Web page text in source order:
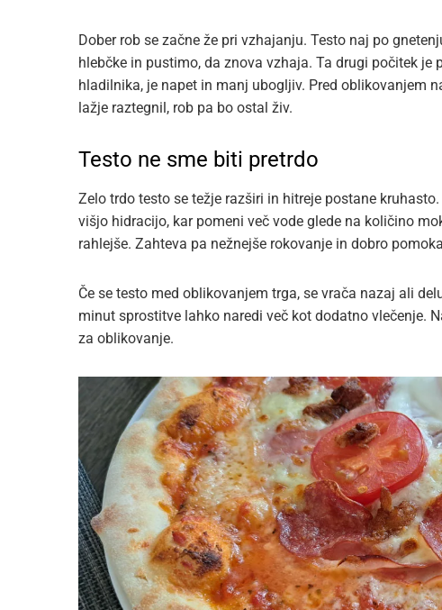
Dober rob se začne že pri vzhajanju. Testo naj po
hlebčke in pustimo, da znova vzhaja. Ta drugi počitek je
hladilnika, je napet in manj ubogljiv. Pred oblikovanjem
lažje raztegnil, rob pa bo ostal živ.
Testo ne sme biti pretrdo
Zelo trdo testo se težje razširi in hitreje postane
višjo hidracijo, kar pomeni več vode glede na količino
rahlejše. Zahteva pa nežnejše rokovanje in dobro
Če se testo med oblikovanjem trga, se vrača nazaj ali
minut sprostitve lahko naredi več kot dodatno vlečenje.
za oblikovanje.